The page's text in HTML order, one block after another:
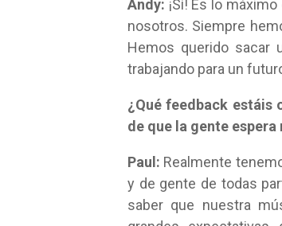
Andy: ¡Sí! Es lo
nosotros. Siempre
Hemos querido sacar
trabajando para un
¿Qué feedback estáis
de que la gente
Paul: Realmente
y de gente de todas
saber que nuestra